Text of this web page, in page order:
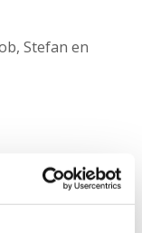
Stefan en